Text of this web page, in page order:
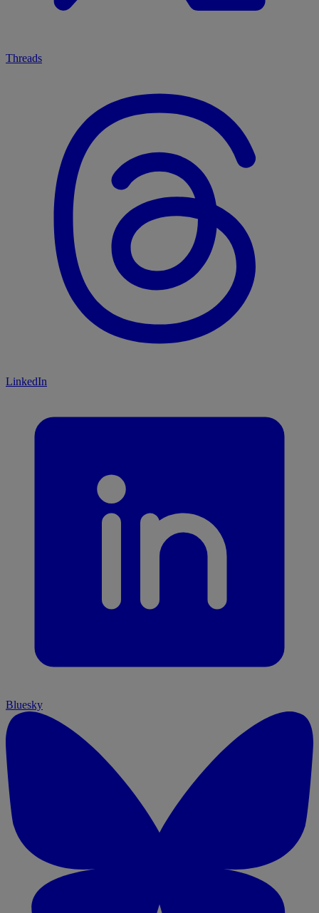
Threads
LinkedIn
Bluesky